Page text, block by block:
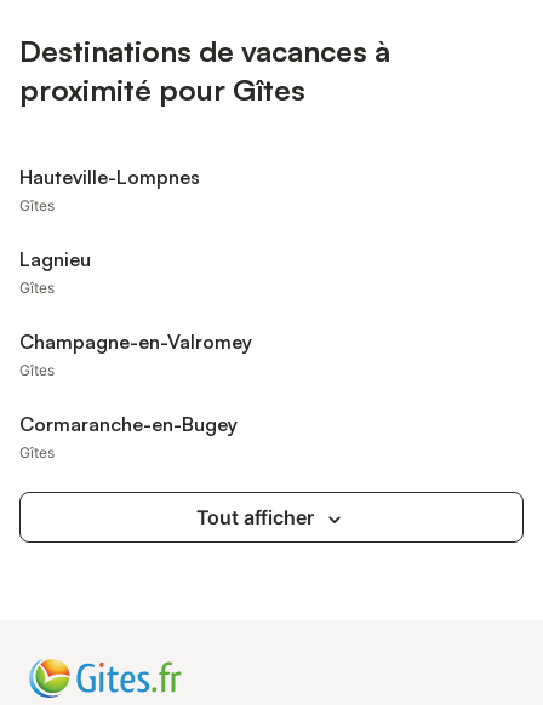
Destinations de vacances à
proximité pour Gîtes
Hauteville-Lompnes
Gîtes
Lagnieu
Gîtes
Champagne-en-Valromey
Gîtes
Cormaranche-en-Bugey
Gîtes
Tout afficher